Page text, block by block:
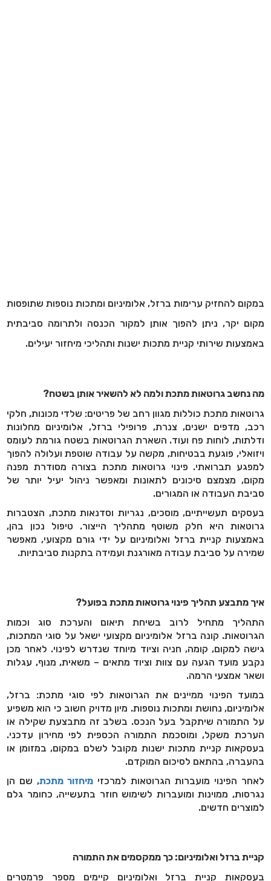
במקום להחזיק ערימות ברזל, אלומיניום ומתכות נוספות שתופסות
מקום יקר, ניתן להפוך אותן למקור הכנסה ולתרומה סביבתית
באמצעות שירותי קניית מתכות ישנות ותהליכי מיחזור יעילים.
מה נחשב גרוטאות מתכת ולמה לא להשאיר אותן בשטח?
גרוטאות מתכת כוללות מגוון רחב של פריטים: שלדי מכונות, חלקי
רכב, מדפים ישנים, צנרת, פרופילי ברזל, אלומיניום מחלונות
ודלתות, לוחות פח ועוד. השארת הגרוטאות בשטח גורמת לעומס
ויזואלי, פוגעת בבטיחות, מקשה על עבודה שוטפת ועלולה להפוך
למפגע תברואתי. פינוי גרוטאות מתכת בצורה מסודרת מפנה
מקום, מצמצם סיכונים לתאונות ומאפשר ניהול יעיל יותר של
סביבת העבודה או המגורים.
בעסקים תעשייתיים, מוסכים, נגריות וסדנאות מתכת, הצטברות
גרוטאות היא חלק משוטף מתהליך הייצור. טיפול נכון בהן,
באמצעות קניית ברזל ואלומיניום על ידי גורם מקצועי, מאפשר
שמירה על סביבת עבודה מאורגנת ועמידה בתקנות סביבתיות.
איך מתבצע תהליך פינוי גרוטאות מתכת בפועל?
התהליך מתחיל לרוב בשיחת תיאום והערכת סוג וכמות
הגרוטאות. קונה ברזל אלומיניום מקצועי ישאל על סוגי המתכות,
גישה למקום, קומה, חניה וציוד מיוחד שנדרש לפינוי. לאחר מכן
נקבע מועד הגעה עם צוות וציוד מתאים – משאית, מנוף, עגלות
ושאר אמצעי הרמה.
במועד הפינוי ממיינים את הגרוטאות לפי סוגי מתכת: ברזל,
אלומיניום, נחושת ומתכות נוספות. מיון מדויק חשוב כי הוא משפיע
על התמורה שיתקבל בעל הנכס. בשלב זה מתבצעת שקילה או
הערכת משקל, ומוסכמת התמורה הכספית לפי מחירון עדכני.
בעסקאות קניית מתכות ישנות מקובל לשלם במקום, במזומן או
בהעברה, בהתאם לסיכום המוקדם.
לאחר הפינוי מועברות הגרוטאות למרכזימיחזור מתכת, שם הן
נגרסות, ממוינות ומועברות לשימוש חוזר בתעשייה, כחומר גלם
למוצרים חדשים.
קניית ברזל ואלומיניום: כך ממקסמים את התמורה
בעסקאות קניית ברזל ואלומיניום קיימים מספר פרמטרים